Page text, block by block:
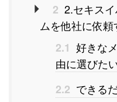
2 2.セキス
ムを他社に依
2.1 好きな
由に選びた
2.2 できる